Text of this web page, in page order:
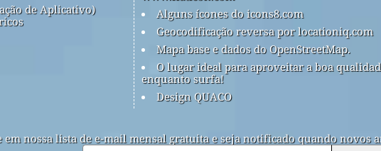
de Aplicativo)
Alguns ícones do icons8.com
Geocodificação reversa por locationiq.com
Mapa base e dados do OpenStreetMap.
O lugar ideal para aproveitar a boa
enquanto surfa!
Design QUACO
em nossa lista de e-mail mensal gratuita e seja notificado quando novos